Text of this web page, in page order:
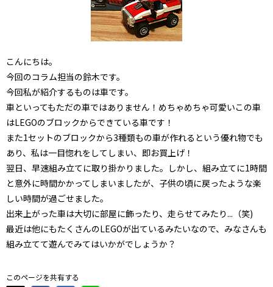
こんにちは。
今回のコラム担当の鈴木です。
今回私が紹介するものは車です。
車といってもただの車ではありません！めちゃめちゃ可愛いこの車
はLEGOのブロックからできている車です！
また1セットのブロックから3種類もの車が作れるという優れ物でも
あり、私は一目惚れをしてしまい、即お買上げ！
翌日、早速組み立てに取り掛かりました。しかし、組み立てに1時間
と意外に時間かかってしまいましたが、子供の頃に戻ったような楽
しい時間が過ごせました。
出来上がった車は大切に部屋に飾ったり、走らせてみたり...（笑)
最近は他にもたくさんのLEGOが出ているみたいなので、みなさんも
組み立てて遊んでみてはいかがでしょうか？
このページを共有する